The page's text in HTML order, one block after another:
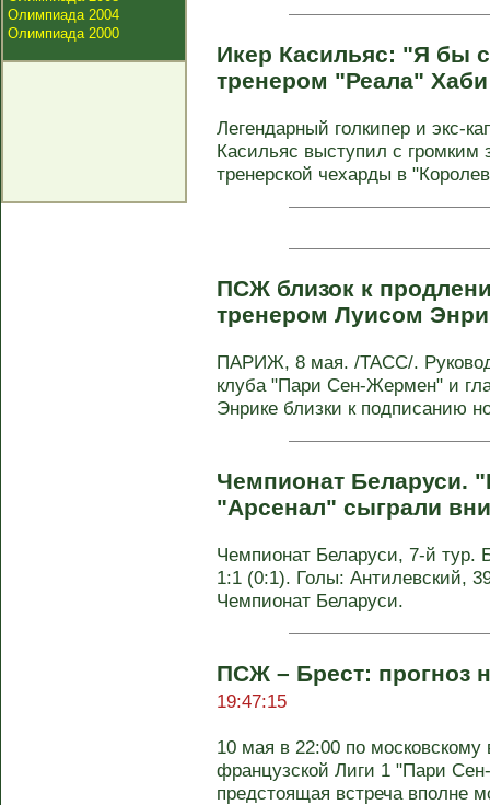
Олимпиада 2004
Олимпиада 2000
Икер Касильяс: "Я бы
тренером "Реала"
Легендарный голкипер и экс-
Касильяс выступил с громким
тренерской чехарды в
ПСЖ близок к
тренером Луисом
ПАРИЖ, 8 мая. /ТАСС/.
клуба "Пари Сен-Жермен" и
Энрике близки к подписанию
Чемпионат Беларуси.
"Арсенал" сыграли
Чемпионат Беларуси, 7-й тур.
1:1 (0:1). Голы: Антилевский,
Чемпионат Беларуси.
ПСЖ – Брест: прогноз
19:47:15
10 мая в 22:00 по московскому
французской Лиги 1 "Пари
предстоящая встреча вполне